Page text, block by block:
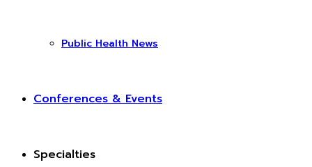
Public Health News
Conferences & Events
Specialties